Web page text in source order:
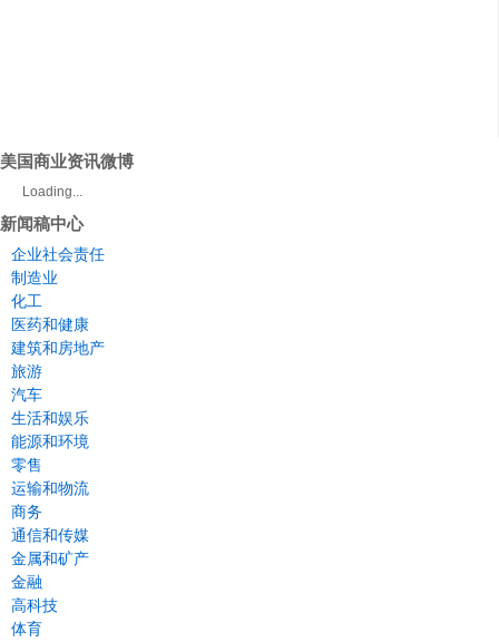
美国商业资讯微博
Loading...
新闻稿中心
企业社会责任
制造业
化工
医药和健康
建筑和房地产
旅游
汽车
生活和娱乐
能源和环境
零售
运输和物流
商务
通信和传媒
金属和矿产
金融
高科技
体育